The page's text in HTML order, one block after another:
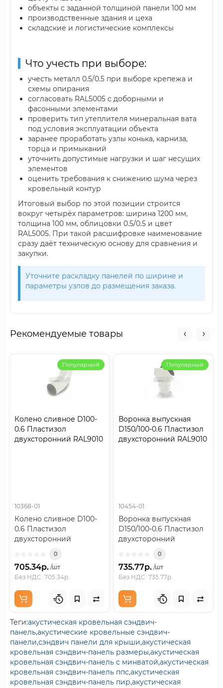
объекты с заданной толщиной панели 100 мм
производственные здания и цеха
складские и логистические комплексы
Что учесть при выборе:
учесть металл 0.5/0.5 при выборе крепежа и
схемы опирания
согласовать RAL5005 с доборными и
фасонными элементами
проверить тип утеплителя минеральная вата
под условия эксплуатации объекта
заранее проработать узлы конька, карниза,
торца и примыканий
уточнить допустимые нагрузки и шаг несущих
элементов
оценить требования к снижению шума через
кровельный контур
Итоговый выбор по этой позиции строится
вокруг четырёх параметров: ширина 1200 мм,
толщина 100 мм, облицовки 0.5/0.5 и цвет
RAL5005. При такой расшифровке наименование
сразу даёт техническую основу для сравнения и
закупки.
Уточните раскладку панелей по ширине и
параметры узлов до размещения заказа.
Рекомендуемые товары
Популярный
Колено сливное D100-
0.6 Пластизол
двухсторонний RAL9010
10368-01
Колено сливное D100-
0.6 Пластизол
двухсторонний
0
705.34р. /шт
Без НДС: 705.34р.
Популярный
Воронка выпускная
D150/100-0.6 Пластизол
двухсторонний RAL9010
10454-01
Воронка выпускная
D150/100-0.6 Пластизол
двухсторонний
0
735.77р. /шт
Без НДС: 735.77р.
Теги:акустическая кровельная сэндвич-
панель,акустические кровельные сэндвич-
панели,сэндвич панели для крыши,акустическая
кровельная сэндвич-панель размеры,акустическая
кровельная сэндвич-панель с минватой,акустическая
кровельная сэндвич-панель ппс,акустическая
кровельная сэндвич-панель пир,акустическая